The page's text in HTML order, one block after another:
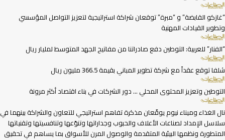
إغلاق 41 تحديًا منها، فيما تتواصل دراسة ومتابعة التحديات المتبقية بالتنسيق مع
مقدميها والجهات ذات العلاقة.
“غازكو القابضة” و “مبرة” توقعان شراكة استراتيجية لتعزيز التواصل المؤسسي
وتطوير القيادات المهنية
“الفنار” للعربية: التوطين دفع صادراتنا من مفاتيح الجهد المتوسط لمليار ريال
شلفا توقع عقداً مع شركة تطوير المباني بقيمة 366.5 مليون ريال
التوطين وتعزيز المحتوى المحلي … دور الشركات في بناء اقتصاد أكثر مرونة